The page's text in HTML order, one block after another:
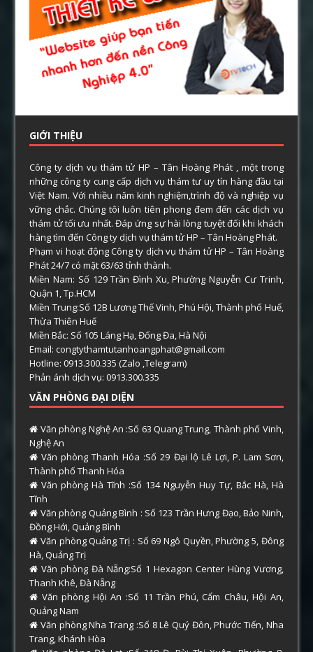
GIỚI THIỆU
Công ty dịch vụ thám tử HP – Tân Hoàng Phát , một trong
những công ty cung cấp dịch vụ thám tư uy tín hàng đầu tại
Việt Nam. Với nhiều năm kinh nghiệm,trình độ và nghiệp vụ
vững chắc. Chúng tôi luôn tiên phong đem đến các dịch vụ
thám tử tối ưu nhất. Đáp ứng sự hài lòng tuyệt đối khi khách
hàng tìm đến Công ty dịch vụ thám tử HP – Tân Hoàng Phát.
Phạm vi hoạt động Công ty dịch vụ thám tử HP – Tân Hoàng
Phát 24/7 có mặt 63/63 tỉnh thành.
Miền Nam: Số 129 Trần Đình Xu, Phường Nguyễn Cư Trinh,
Quận 1, Tp.HCM
Miền Trung:Số 12B Lương Thế Vinh, Phú Hội, Thành phố Huế,
Thừa Thiên Huế
Miền Bắc: Số 105 Láng Hạ, Đống Đa, Hà Nội
Email: congtythamtutanhoangphat@gmail.com
Hotline: 0913.300.335 (Zalo ,Telegram)
Phản ánh dịch vụ: 0913.300.335
VĂN PHÒNG ĐẠI DIỆN
Văn phòng Nghệ An :Số 63 Quang Trung, Thành phố Vinh,
Nghệ An
Văn phòng Thanh Hóa :Số 29 Đại lộ Lê Lợi, P. Lam Sơn,
Thành phố Thanh Hóa
Văn phòng Hà Tĩnh :Số 134 Nguyễn Huy Tự, Bắc Hà, Hà
Tĩnh
Văn phòng Quảng Bình : Số 123 Trần Hưng Đạo, Bảo Ninh,
Đồng Hới, Quảng Bình
Văn phòng Quảng Trị : Số 69 Ngô Quyền, Phường 5, Đông
Hà, Quảng Trị
Văn phòng Đà Nẵng:Số 1 Hexagon Center Hùng Vương,
Thanh Khê, Đà Nẵng
Văn phòng Hội An :Số 11 Trần Phú, Cẩm Châu, Hội An,
Quảng Nam
Văn phòng Nha Trang :Số 8 Lê Quý Đôn, Phước Tiến, Nha
Trang, Khánh Hòa